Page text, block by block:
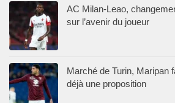
AC Milan-Leao,
sur l’avenir du joueur
Marché de Turin, Maripan
déjà une proposition